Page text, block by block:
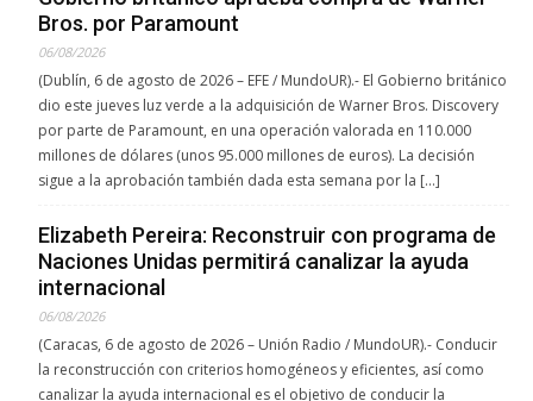
Bros. por Paramount
06/08/2026
(Dublín, 6 de agosto de 2026 – EFE / MundoUR).- El Gobierno británico
dio este jueves luz verde a la adquisición de Warner Bros. Discovery
por parte de Paramount, en una operación valorada en 110.000
millones de dólares (unos 95.000 millones de euros). La decisión
sigue a la aprobación también dada esta semana por la […]
Elizabeth Pereira: Reconstruir con programa de
Naciones Unidas permitirá canalizar la ayuda
internacional
06/08/2026
(Caracas, 6 de agosto de 2026 – Unión Radio / MundoUR).- Conducir
la reconstrucción con criterios homogéneos y eficientes, así como
canalizar la ayuda internacional es el objetivo de conducir la